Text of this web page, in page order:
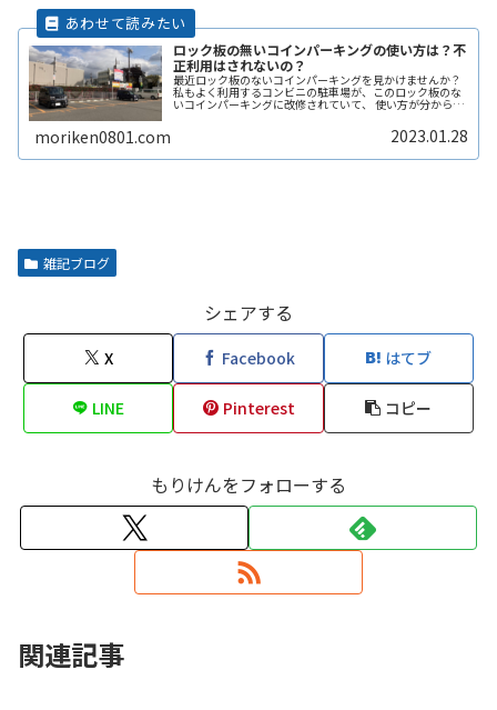
ロック板の無いコインパーキングの使い方は？不
正利用はされないの？
最近ロック板のないコインパーキングを見かけませんか？
私もよく利用するコンビニの駐車場が、このロック板のな
いコインパーキングに改修されていて、 使い方が分からず
ク板のないコインパーキングの使い方や、ロック板がない
と不正に使われないの？などその辺りも含めて解説しま
moriken0801.com 2023.01.28
雑記ブログ
シェアする
X Facebook はてブ
LINE Pinterest コピー
もりけんをフォローする
関連記事